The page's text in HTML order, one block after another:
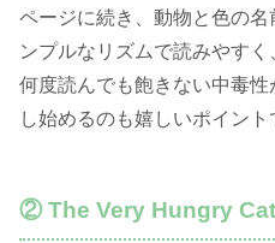
ページに続き、動物と色の
ンプルなリズムで読みやすく
何度読んでも飽きない中毒
し始めるのも嬉しいポイント
② The Very Hungry